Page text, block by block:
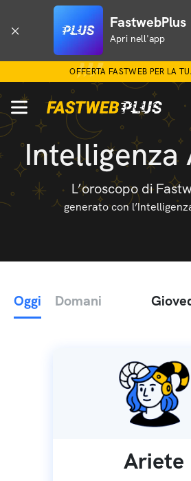
FastwebPlus
Apri nell'app
OFFERTA FASTWEB PER LA
Intelligenza
L’oroscopo di
generato con
Oggi Domani
Ariete